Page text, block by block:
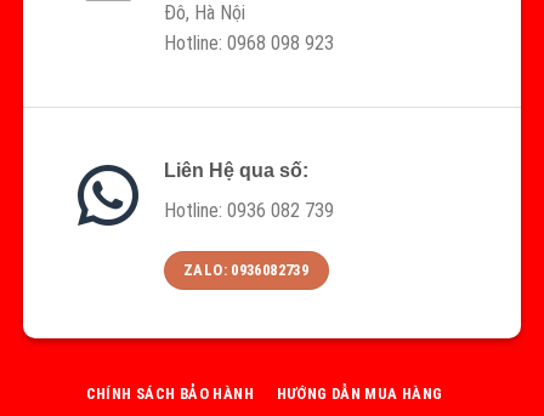
Đô, Hà Nội
Hotline: 0968 098 923
Liên Hệ qua số:
Hotline: 0936 082 739
ZALO: 0936082739
CHÍNH SÁCH BẢO HÀNH HƯỚNG DẪN MUA HÀNG